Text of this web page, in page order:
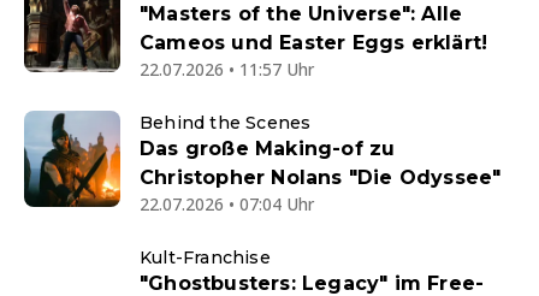
"Masters of the Universe": Alle
Cameos und Easter Eggs erklärt!
22.07.2026 • 11:57 Uhr
Behind the Scenes
Das große Making-of zu
Christopher Nolans "Die Odyssee"
22.07.2026 • 07:04 Uhr
Kult-Franchise
"Ghostbusters: Legacy" im Free-